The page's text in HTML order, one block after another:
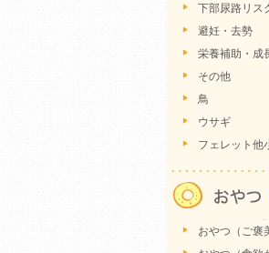
下部尿路リス
避妊・去勢
栄養補助・成
その他
鳥
ウサギ
フェレット他
おやつ（ご褒